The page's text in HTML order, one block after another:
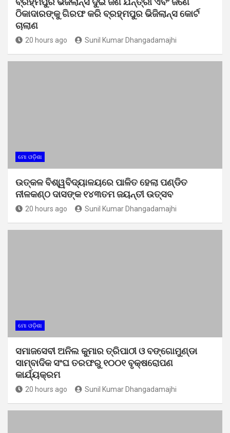
ଠିକାଦାରଙ୍କୁ ଗିରଫ କରି ବ୍ରହ୍ମପୁର ଭିଜିଲାନ୍ସ କୋର୍ଟ
ଚାଲାଣ
20 hours ago Sunil Kumar Dhangadamajhi
ମୋ ଓଡ଼ିଶା
ଉତ୍କଳ ବିଶ୍ୱବିଦ୍ୟାଳୟରେ ପାଳିତ ହେଲା ପଣ୍ଡିତ
ନୀଳକଣ୍ଠ ଦାସଙ୍କ ୧୪୩ତମ ଜୟନ୍ତୀ ଉତ୍ସବ
20 hours ago Sunil Kumar Dhangadamajhi
ମୋ ଓଡ଼ିଶା
ସମାଜସେବୀ ଅନିଲ କୁମାର ତ୍ରିପାଠୀ ଓ ବଙ୍ଗୋମୁଣ୍ଡା
ସାମ୍ବାଦିକ ସଂଘ ତରଫରୁ ୧୦୦୧ ବୃକ୍ଷରୋପଣ
କାର୍ଯ୍ୟକ୍ରମ
20 hours ago Sunil Kumar Dhangadamajhi